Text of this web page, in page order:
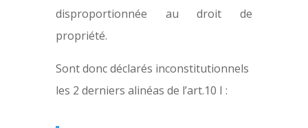
disproportionnée au droit de
propriété.
Sont donc déclarés inconstitutionnels
les 2 derniers alinéas de l’art.10 I :